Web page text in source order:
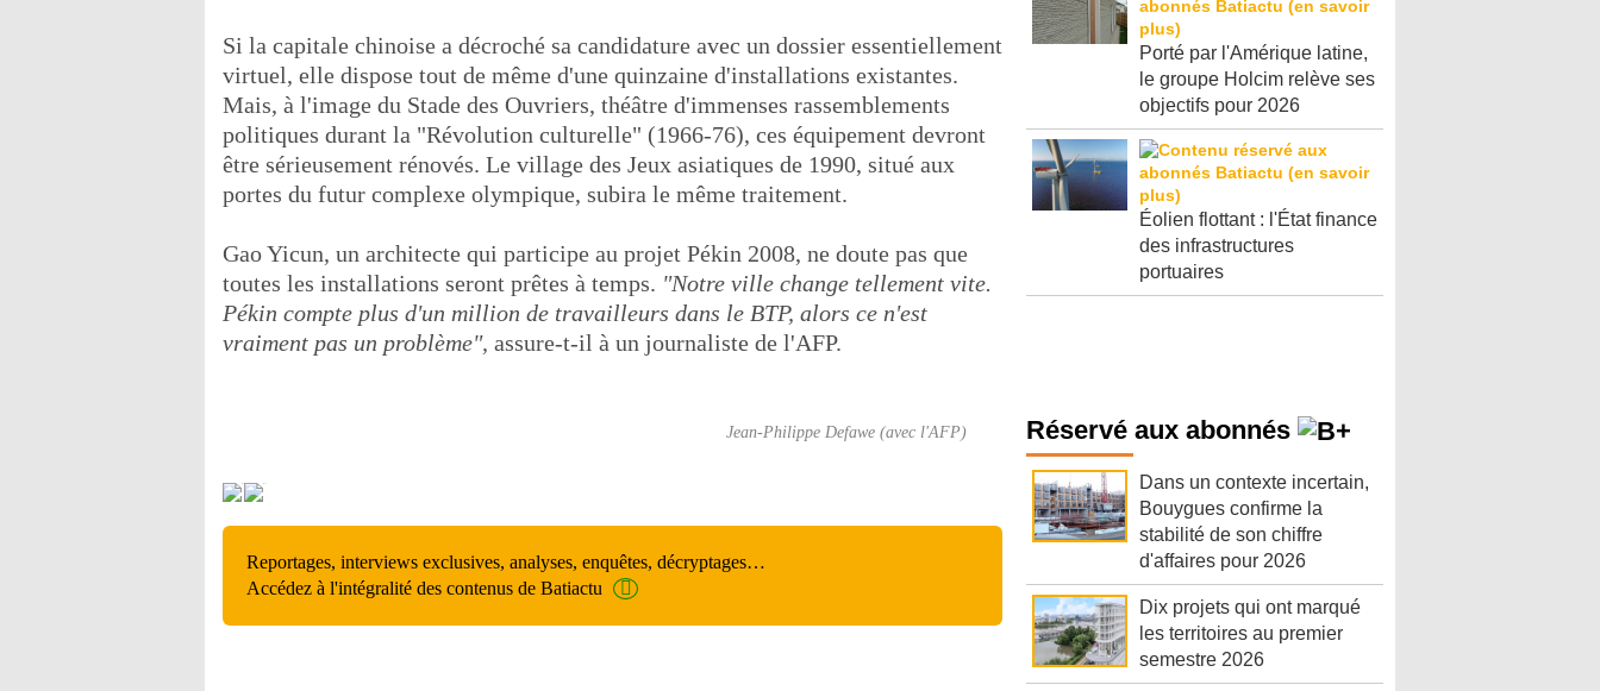
Si la capitale chinoise a décroché sa candidature avec un dossier essentiellement
virtuel, elle dispose tout de même d'une quinzaine d'installations existantes.
Mais, à l'image du Stade des Ouvriers, théâtre d'immenses rassemblements
politiques durant la "Révolution culturelle" (1966-76), ces équipement devront
être sérieusement rénovés. Le village des Jeux asiatiques de 1990, situé aux
portes du futur complexe olympique, subira le même traitement.
Gao Yicun, un architecte qui participe au projet Pékin 2008, ne doute pas que
toutes les installations seront prêtes à temps. "Notre ville change tellement vite.
Pékin compte plus d'un million de travailleurs dans le BTP, alors ce n'est
vraiment pas un problème", assure-t-il à un journaliste de l'AFP.
Jean-Philippe Defawe (avec l'AFP)
Reportages, interviews exclusives, analyses, enquêtes, décryptages…
Accédez à l'intégralité des contenus de Batiactu
Porté par l'Amérique latine,
le groupe Holcim relève ses
objectifs pour 2026
Éolien flottant : l'État finance
des infrastructures
portuaires
Réservé aux abonnés
Dans un contexte incertain,
Bouygues confirme la
stabilité de son chiffre
d'affaires pour 2026
Dix projets qui ont marqué
les territoires au premier
semestre 2026